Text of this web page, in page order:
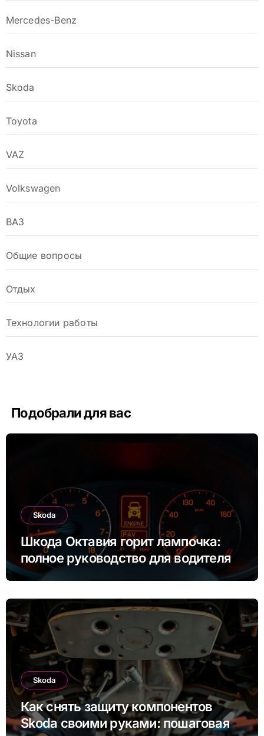
Mercedes-Benz
Nissan
Skoda
Toyota
VAZ
Volkswagen
ВАЗ
Общие вопросы
Отдых
Технологии работы
УАЗ
Подобрали для вас
Skoda
Шкода Октавия горит лампочка:
полное руководство для водителя
Skoda
Как снять защиту компонентов
Skoda своими руками: пошаговая